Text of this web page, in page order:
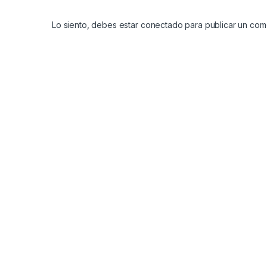
Lo siento, debes estar conectado para publicar un